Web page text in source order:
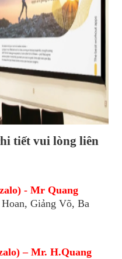
tiết vui lòng liên
- Mr Quang
Giảng Võ, Ba
– Mr. H.Quang